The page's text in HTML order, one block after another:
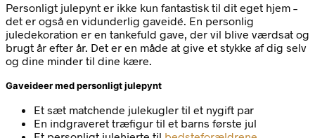
Personligt julepynt er ikke kun fantastisk til dit eget hjem –
det er også en vidunderlig gaveidé. En personlig
juledekoration er en tankefuld gave, der vil blive værdsat og
brugt år efter år. Det er en måde at give et stykke af dig selv
og dine minder til dine kære.
Gaveideer med personligt julepynt
Et sæt matchende julekugler til et nygift par
En indgraveret træfigur til et barns første jul